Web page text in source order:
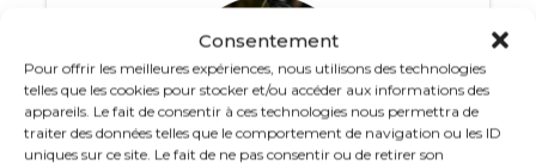
Consentement
Pour offrir les meilleures expériences, nous utilisons des technologies
telles que les cookies pour stocker et/ou accéder aux informations des
appareils. Le fait de consentir à ces technologies nous permettra de
traiter des données telles que le comportement de navigation ou les ID
uniques sur ce site. Le fait de ne pas consentir ou de retirer son
scintillantes et leurs villages créoles colorés.
Cette destination unique est idéale pour un
voyage en famille, promettant de belles
aventures à travers des paysages variés et
fascinants.